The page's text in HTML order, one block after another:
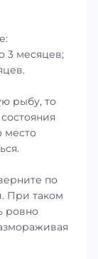
3 месяцев;
рыбу, то
место
по
При таком
ровно